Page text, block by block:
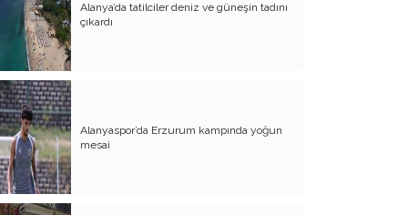
Atalay olayı; yargıyı yönetenlerin
darbesidir!..
CHP’de ne değişti?
Eğitim Sisteminde Sorunlar ve Çözüm
Önerileri
Cumhuriyet’in 100. Yılı ve AB İlişkileri
Şehitler üzerinden siyaset!..
Alanya’da tatilciler deniz ve güneşin tadını
çıkardı
Alanyaspor’da Erzurum kampında yoğun
mesai